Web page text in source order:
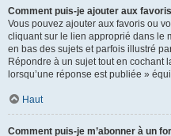
Comment puis-je ajouter aux
Vous pouvez ajouter aux favoris ou
cliquant sur le lien approprié dans le
en bas des sujets et parfois illustré
Répondre à un sujet tout en cochant
lorsqu’une réponse est publiée »
Haut
Comment puis-je m’abonner à un